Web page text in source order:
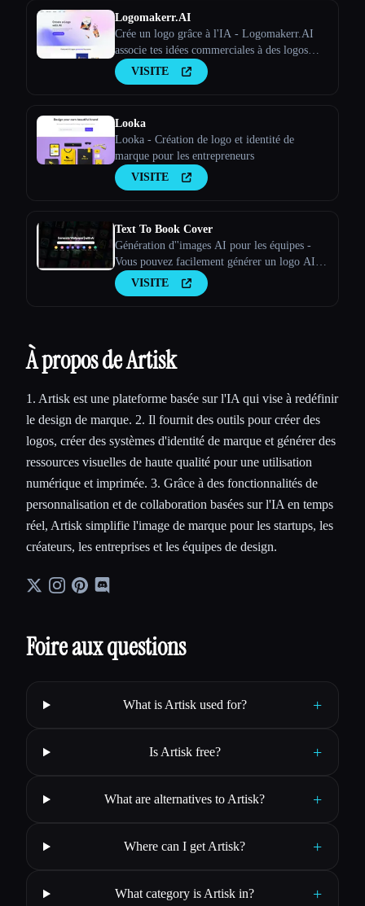
Logomakerr.AI
Crée un logo grâce à l'IA - Logomakerr.AI
associe tes idées commerciales à des logos
générés par l'IA en quelques clics !
VISITE
Looka
Looka - Création de logo et identité de
marque pour les entrepreneurs
VISITE
Text To Book Cover
Génération d''images AI pour les équipes -
Vous pouvez facilement générer un logo AI,
des couvertures de livres AI, des affiches AI
et plus encore - Stockimg AI
VISITE
À propos de Artisk
1. Artisk est une plateforme basée sur l'IA qui vise à redéfinir
le design de marque. 2. Il fournit des outils pour créer des
logos, créer des systèmes d'identité de marque et générer des
ressources visuelles de haute qualité pour une utilisation
numérique et imprimée. 3. Grâce à des fonctionnalités de
personnalisation et de collaboration basées sur l'IA en temps
réel, Artisk simplifie l'image de marque pour les startups, les
créateurs, les entreprises et les équipes de design.
Foire aux questions
What is Artisk used for? +
Is Artisk free? +
What are alternatives to Artisk? +
Where can I get Artisk? +
What category is Artisk in? +